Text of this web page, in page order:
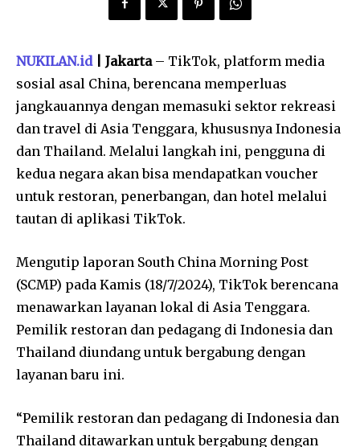
NUKILAN.id| Jakarta– TikTok, platform media
sosial asal China, berencana memperluas
jangkauannya dengan memasuki sektor rekreasi
dan travel di Asia Tenggara, khususnya Indonesia
dan Thailand. Melalui langkah ini, pengguna di
kedua negara akan bisa mendapatkan voucher
untuk restoran, penerbangan, dan hotel melalui
tautan di aplikasi TikTok.
Mengutip laporan South China Morning Post
(SCMP) pada Kamis (18/7/2024), TikTok berencana
menawarkan layanan lokal di Asia Tenggara.
Pemilik restoran dan pedagang di Indonesia dan
Thailand diundang untuk bergabung dengan
layanan baru ini.
“Pemilik restoran dan pedagang di Indonesia dan
Thailand ditawarkan untuk bergabung dengan